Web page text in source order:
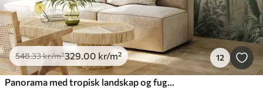
548.33kr/m²329.00 kr/m² 12
Panorama med tropisk landskap og fugler